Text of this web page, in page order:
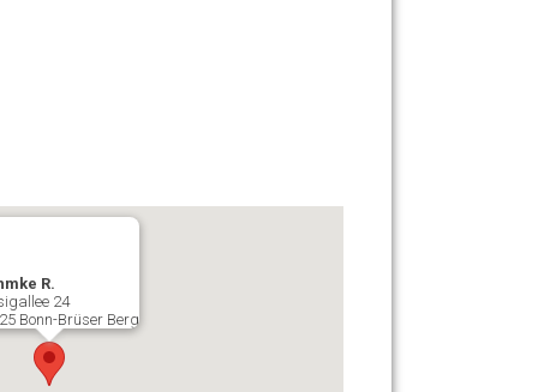
R.
24
Bonn-Brüser Berg